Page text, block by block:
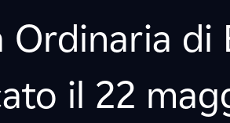
di
il 22